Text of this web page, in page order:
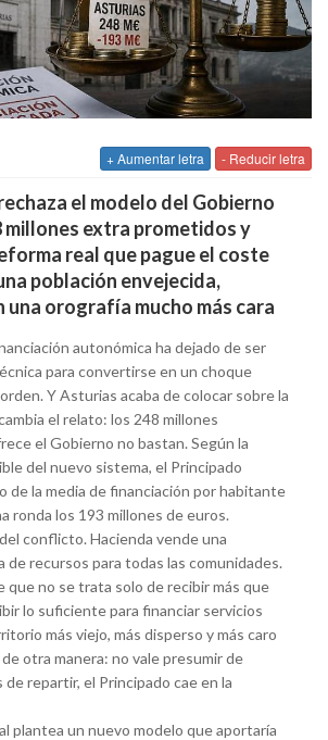
+ Aumentar letra - Reducir letra
el modelo del Gobierno
millones extra prometidos y
real que pague el coste
población envejecida,
una orografía mucho más cara
autonómica ha dejado de ser
para convertirse en un choque
Y Asturias acaba de colocar sobre la
el relato: los 248 millones
el Gobierno no bastan. Según la
del nuevo sistema, el Principado
de la media de financiación por habitante
ronda los 193 millones de euros.
conflicto. Hacienda vende una
de recursos para todas las comunidades.
que no se trata solo de recibir más que
lo suficiente para financiar servicios
más viejo, más disperso y más caro
otra manera: no vale presumir de
de repartir, el Principado cae en la
plantea un nuevo modelo que aportaría